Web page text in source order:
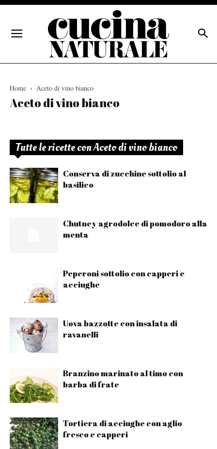
Home Aceto di vino bianco
Aceto di vino bianco
Tutte le ricette con Aceto di vino bianco
Conserva di zucchine sottolio al
basilico
Chutney agrodolce di pomodoro alla
menta
Peperoni sottolio con capperi e
acciughe
Uova bazzotte con insalata di
ravanelli
Branzino marinato al timo con
barba di frate
Tortiera di acciughe con aglio
fresco e capperi